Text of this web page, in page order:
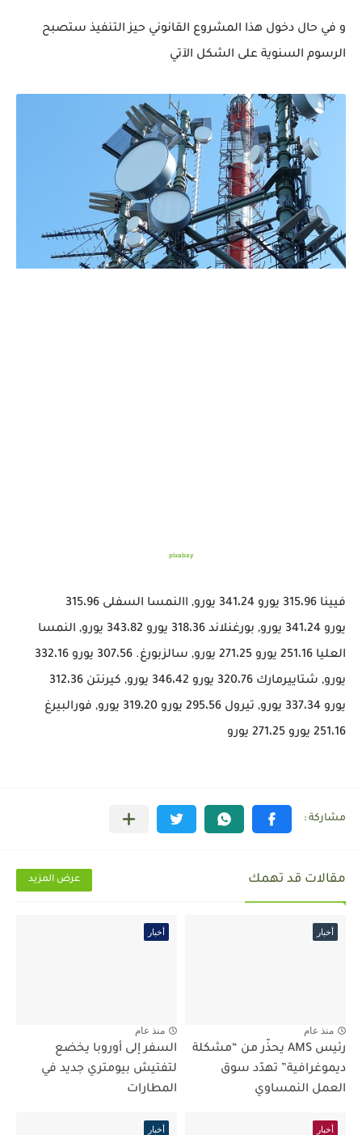
و في حال دخول هذا المشروع القانوني حيز التنفيذ ستصبح
الرسوم السنوية على الشكل الآتي
pixabay
فيينا 315،96 يورو 341،24 يورو, االنمسا السفلى 315،96
يورو 341،24 يورو, بورغنلاند 318،36 يورو 343،82 يورو, النمسا
العليا 251،16 يورو 271،25 يورو, سالزبورغ. 307،56 يورو 332،16
يورو, شتاييرمارك 320،76 يورو 346،42 يورو, كيرنتن 312،36
يورو 337،34 يورو, تيرول 295،56 يورو 319،20 يورو, فورالبيرغ
251،16 يورو 271،25 يورو
مقالات قد تهمك عرض المزيد
أخبار
منذ عام
رئيس AMS يحذّر من “مشكلة
ديموغرافية” تهدّد سوق
العمل النمساوي
أخبار
منذ عام
السفر إلى أوروبا يخضع
لتفتيش بيومتري جديد في
المطارات
أخبار أخبار